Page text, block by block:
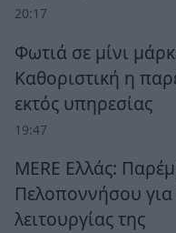
20:17
Φωτιά σε μίνι
Καθοριστική η
εκτός υπηρεσίας
19:47
MERE Ελλάς:
Πελοποννήσου για
λειτουργίας της